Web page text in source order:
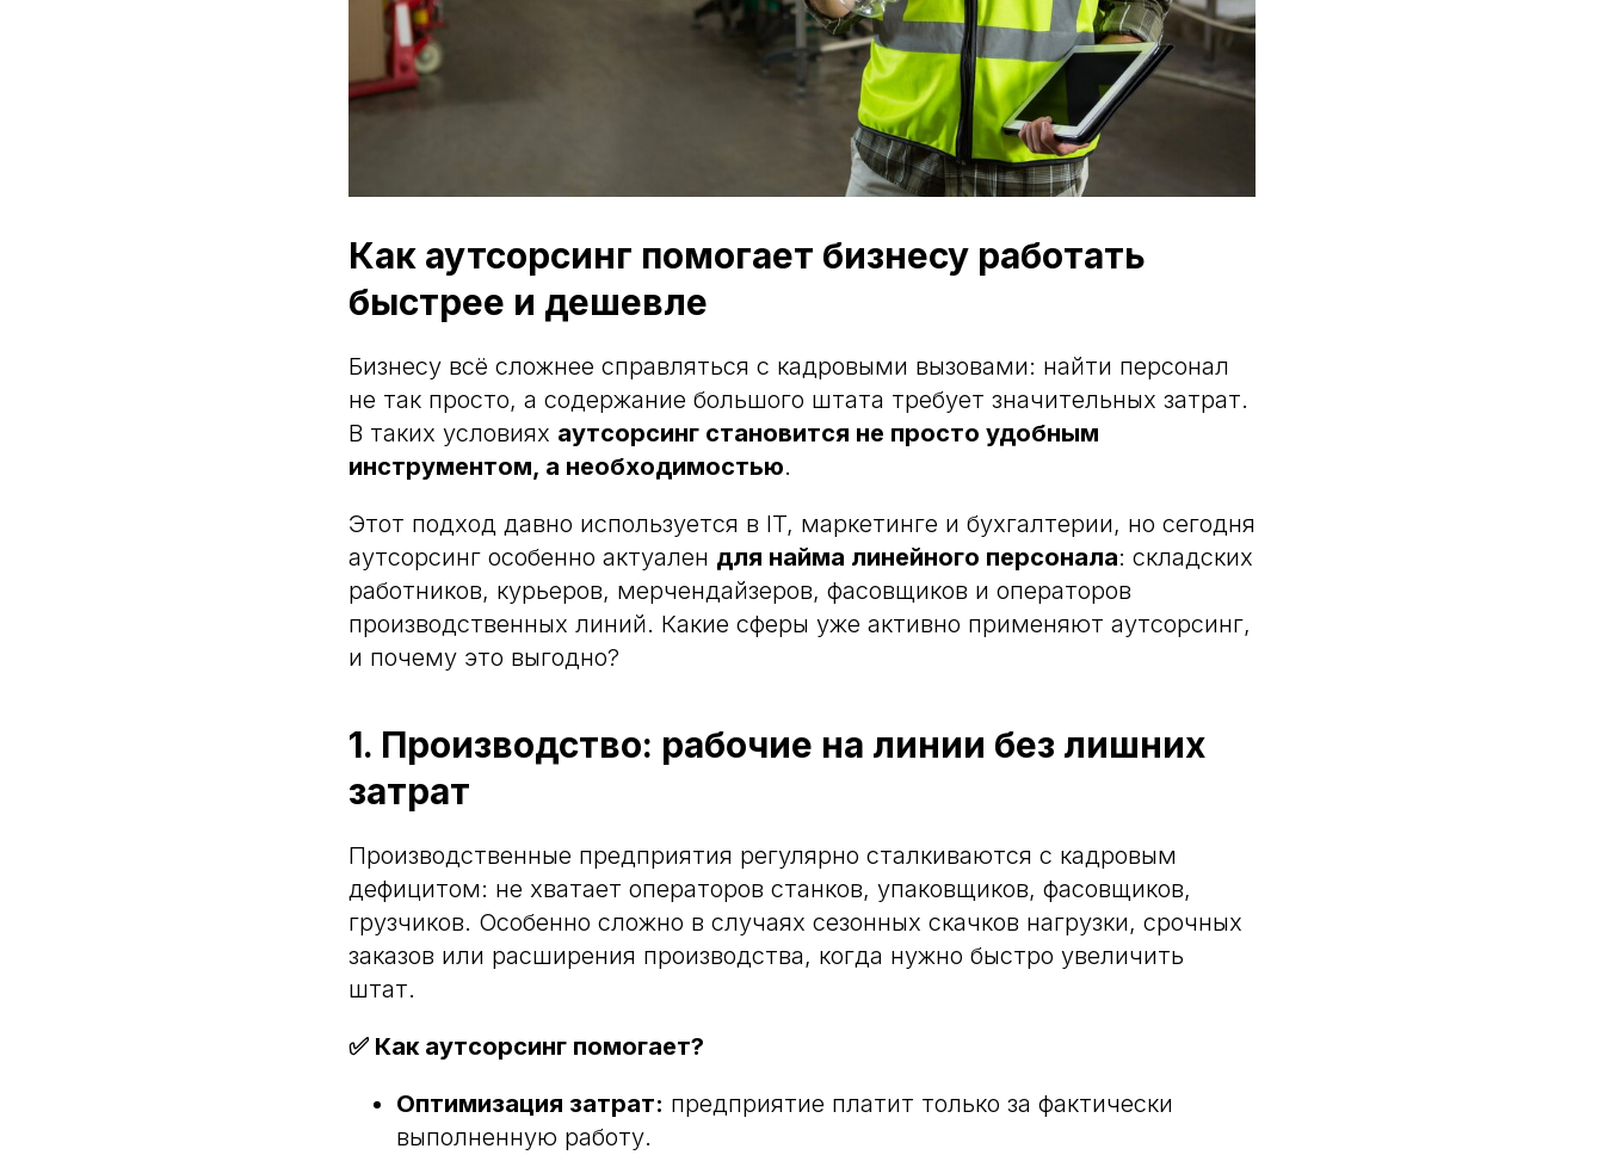
Как аутсорсинг помогает бизнесу работать
быстрее и дешевле
Бизнесу всё сложнее справляться с кадровыми вызовами: найти персонал
не так просто, а содержание большого штата требует значительных затрат.
В таких условиях аутсорсинг становится не просто удобным
инструментом, а необходимостью.
Этот подход давно используется в IT, маркетинге и бухгалтерии, но сегодня
аутсорсинг особенно актуален для найма линейного персонала: складских
работников, курьеров, мерчендайзеров, фасовщиков и операторов
производственных линий. Какие сферы уже активно применяют аутсорсинг,
и почему это выгодно?
1. Производство: рабочие на линии без лишних
затрат
Производственные предприятия регулярно сталкиваются с кадровым
дефицитом: не хватает операторов станков, упаковщиков, фасовщиков,
грузчиков. Особенно сложно в случаях сезонных скачков нагрузки, срочных
заказов или расширения производства, когда нужно быстро увеличить
штат.
✅ Как аутсорсинг помогает?
Оптимизация затрат: предприятие платит только за фактически
выполненную работу.